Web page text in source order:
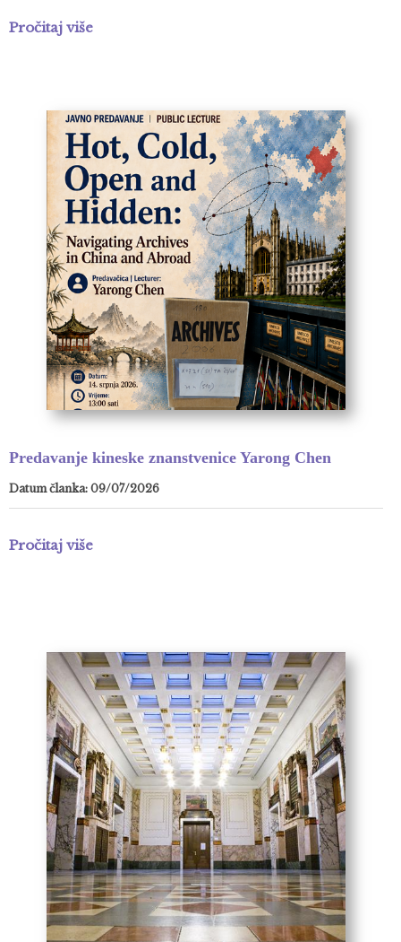
Pročitaj više
Predavanje kineske znanstvenice Yarong Chen
Datum članka: 09/07/2026
Pročitaj više